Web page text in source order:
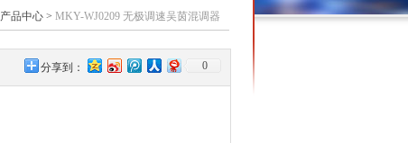
产品中心 > MKY-WJ0209 无极调速吴茵混调器
分享到： 0